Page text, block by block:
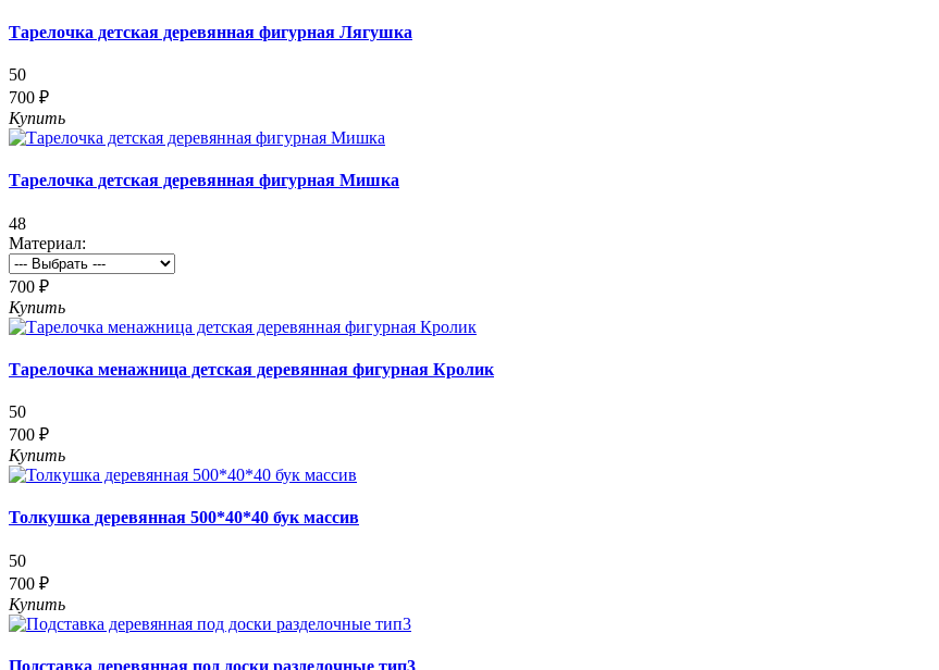
Тарелочка детская деревянная фигурная Лягушка
50
700 ₽
Купить
Тарелочка детская деревянная фигурная Мишка
48
Материал:
700 ₽
Купить
Тарелочка менажница детская деревянная фигурная Кролик
50
700 ₽
Купить
Толкушка деревянная 500*40*40 бук массив
50
700 ₽
Купить
Подставка деревянная под доски разделочные тип3